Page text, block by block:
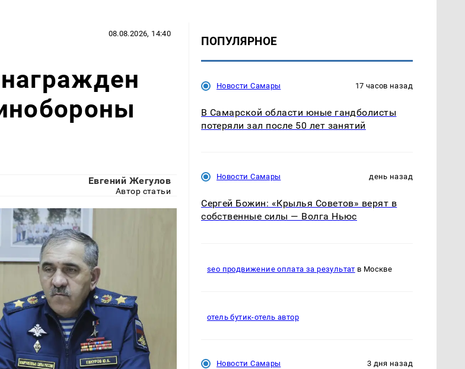
08.08.2026, 14:40
Евгений Жегулов
Автор статьи
ПОПУЛЯРНОЕ
Новости Самары 17 часов назад
В Самарской области юные гандболисты
потеряли зал после 50 лет занятий
Новости Самары день назад
Сергей Божин: «Крылья Советов» верят в
собственные силы — Волга Ньюс
seo продвижение оплата за результат в Москве
отель бутик-отель автор
Новости Самары 3 дня назад